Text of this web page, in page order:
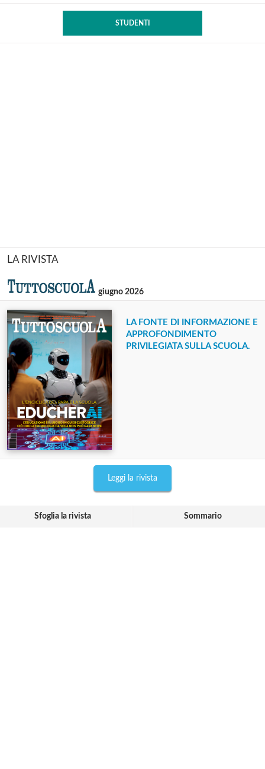
STUDENTI
LA RIVISTA
giugno 2026
LA FONTE DI INFORMAZIONE E
APPROFONDIMENTO
PRIVILEGIATA SULLA SCUOLA.
Leggi la rivista
Sfoglia la rivista Sommario